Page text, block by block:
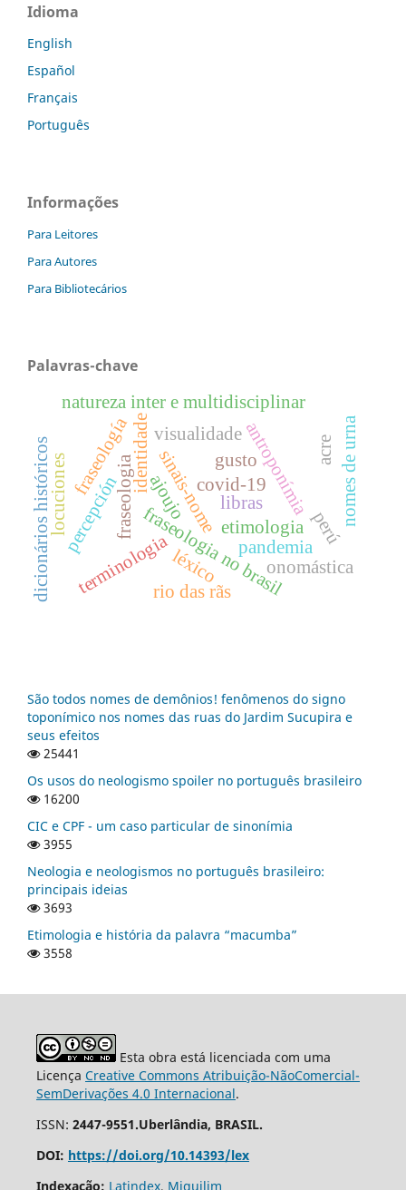
Idioma
English
Español
Français
Português
Informações
Para Leitores
Para Autores
Para Bibliotecários
Palavras-chave
antroponímia
sinais-nomelibras
visualidade
identidade
fraseologia
fraseologia no brasil
natureza inter e multidisciplinar
etimologia
terminologia
percepción
fraseología
locuciones gusto
pandemia
covid-19
ajoujo
léxico
rio das rãs
onomástica
acre
dicionários históricos perú
nomes de urna
São todos nomes de demônios! fenômenos do signo
toponímico nos nomes das ruas do Jardim Sucupira e
seus efeitos
25441
Os usos do neologismo spoiler no português brasileiro
16200
CIC e CPF - um caso particular de sinonímia
3955
Neologia e neologismos no português brasileiro:
principais ideias
3693
Etimologia e história da palavra “macumba”
3558
Esta obra está licenciada com uma
Licença Creative Commons Atribuição-NãoComercial-
SemDerivações 4.0 Internacional.
ISSN: 2447-9551.Uberlândia, BRASIL.
DOI: https://doi.org/10.14393/lex
Indexação: Latindex, Miguilim